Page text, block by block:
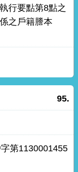
行要點第8點之
之戶籍謄本
95.
第1130001455